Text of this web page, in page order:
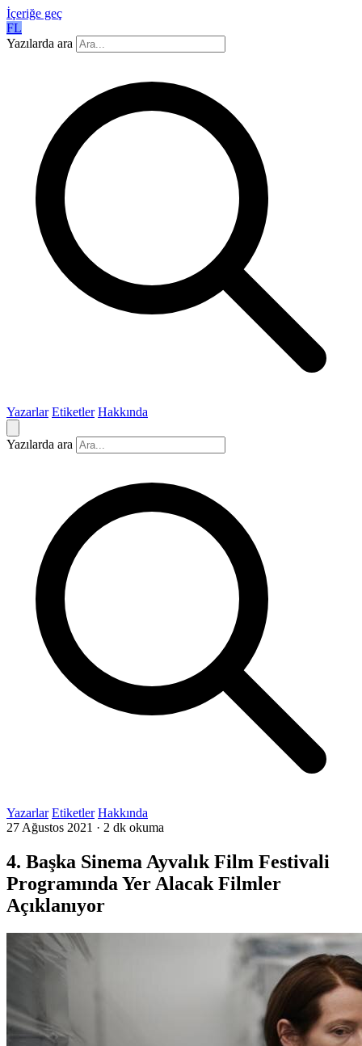
İçeriğe geç
FL
Yazılarda ara
Yazarlar Etiketler Hakkında
Yazılarda ara
Yazarlar Etiketler Hakkında
27 Ağustos 2021 · 2 dk okuma
4. Başka Sinema Ayvalık Film Festivali
Programında Yer Alacak Filmler
Açıklanıyor